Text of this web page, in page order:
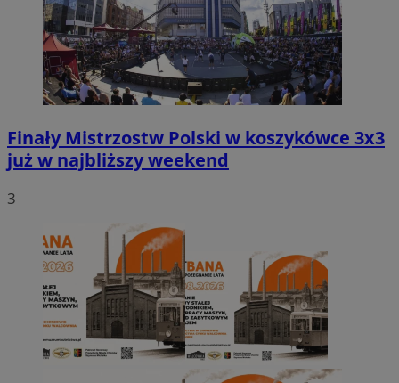
Finały Mistrzostw Polski w koszykówce 3x3
już w najbliższy weekend
3